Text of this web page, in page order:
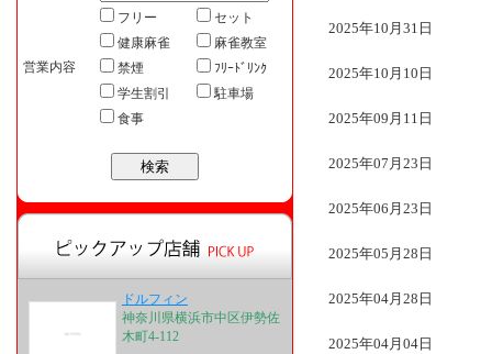
営業内容
フリー
セット
健康麻雀
麻雀教室
禁煙
ﾌﾘｰﾄﾞﾘﾝｸ
学生割引
駐車場
食事
ドルフィン
神奈川県横浜市中区伊勢佐
木町4-112
2025年10月31日
2025年10月10日
2025年09月11日
2025年07月23日
2025年06月23日
2025年05月28日
2025年04月28日
2025年04月04日